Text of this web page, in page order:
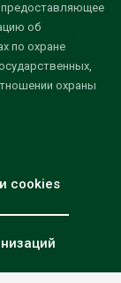
предоставляющее
об
по охране
охраны
cookies